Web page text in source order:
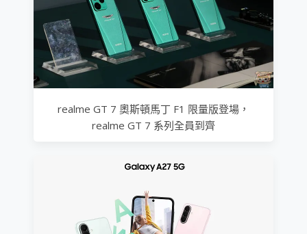
realme GT 7 奧斯頓馬丁 F1 限量版登場，
realme GT 7 系列全員到齊